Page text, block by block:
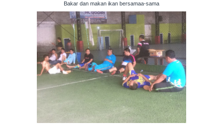
Bakar dan makan ikan bersamaa-sama